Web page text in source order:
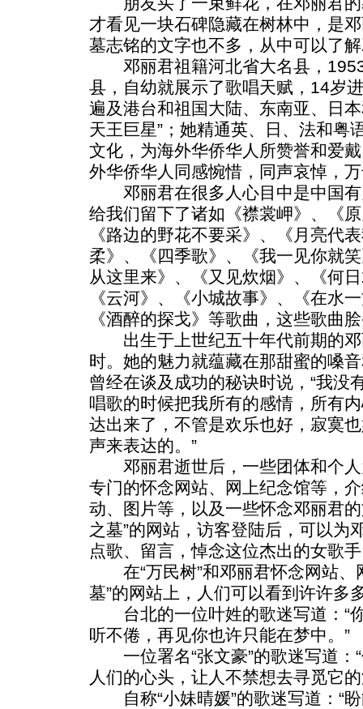
才看见一块石碑隐藏在树林中，是
墓志铭的文字也不多，从中可以了
邓丽君祖籍河北省大名县，
县，自幼就展示了歌唱天赋，14岁
遍及港台和祖国大陆、东南亚、日
天王巨星”；她精通英、日、法和粤
文化，为海外华侨华人所赞誉和爱
外华侨华人同感惋惜，同声哀悼，
邓丽君在很多人心目中是中国有
给我们留下了诸如《襟裳岬》、《
《路边的野花不要采》、《月亮代
柔》、《四季歌》、《我一见你就
从这里来》、《又见炊烟》、《何
《云河》、《小城故事》、《在水
《酒醉的探戈》等歌曲，这些歌曲
出生于上世纪五十年代前期的邓
时。她的魅力就蕴藏在那甜蜜的嗓
曾经在谈及成功的秘诀时说，“我没
唱歌的时候把我所有的感情，所有
达出来了，不管是欢乐也好，寂寞
声来表达的。”
邓丽君逝世后，一些团体和个人
专门的怀念网站、网上纪念馆等，
动、图片等，以及一些怀念邓丽君
之墓”的网站，访客登陆后，可以为
点歌、留言，悼念这位杰出的女歌
在“万民树”和邓丽君怀念网站、
墓”的网站上，人们可以看到许许多
台北的一位叶姓的歌迷写道：“
听不倦，再见你也许只能在梦中。”
一位署名“张文豪”的歌迷写道：
人们的心头，让人不禁想去寻觅它
自称“小妹晴媛”的歌迷写道：“